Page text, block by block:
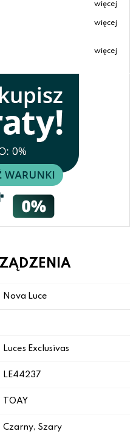
więcej
więcej
więcej
Nova Luce
Luces Exclusivas
LE44237
TOAY
Czarny, Szary